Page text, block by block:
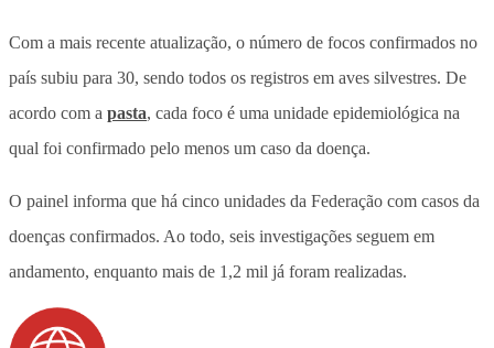
Com a mais recente atualização, o número de focos confirmados no
país subiu para 30, sendo todos os registros em aves silvestres. De
acordo com a pasta, cada foco é uma unidade epidemiológica na
qual foi confirmado pelo menos um caso da doença.
O painel informa que há cinco unidades da Federação com casos da
doenças confirmados. Ao todo, seis investigações seguem em
andamento, enquanto mais de 1,2 mil já foram realizadas.